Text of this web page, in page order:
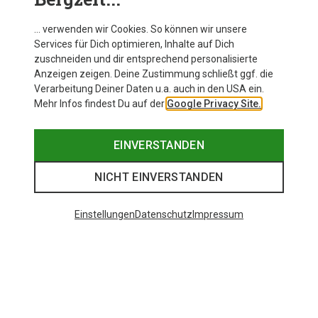
… verwenden wir Cookies. So können wir unsere
Services für Dich optimieren, Inhalte auf Dich
zuschneiden und dir entsprechend personalisierte
Anzeigen zeigen. Deine Zustimmung schließt ggf. die
Verarbeitung Deiner Daten u.a. auch in den USA ein.
Mehr Infos findest Du auf der Google Privacy Site.
EINVERSTANDEN
NICHT EINVERSTANDEN
EinstellungenDatenschutz Impressum